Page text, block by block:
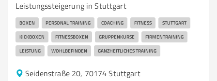
Leistungssteigerung in Stuttgart
BOXEN PERSONAL TRAINING COACHING FITNESS STUTTGART
KICKBOXEN FITNESSBOXEN GRUPPENKURSE FIRMENTRAINING
LEISTUNG WOHLBEFINDEN GANZHEITLICHES TRAINING
Seidenstraße 20, 70174 Stuttgart